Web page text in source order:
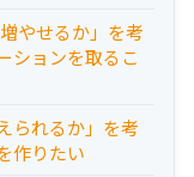
やせるか」を考
ションを取るこ
られるか」を考
作りたい